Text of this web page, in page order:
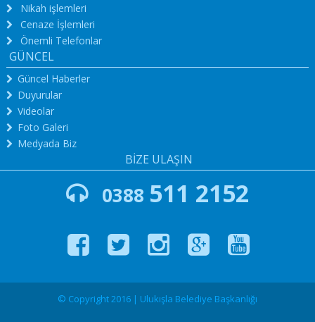
Nikah işlemleri
Cenaze İşlemleri
Önemli Telefonlar
GÜNCEL
Güncel Haberler
Duyurular
Videolar
Foto Galeri
Medyada Biz
BİZE ULAŞIN
0388 511 2152
© Copyright 2016 | Ulukışla Belediye Başkanlığı